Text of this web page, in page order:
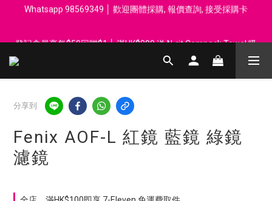
登記會員享每$50回贈$1 │ 滿HK$899 送 N-rit Campack Towel 吸
Whatsapp 98569349 │ 歡迎團體採購, 報價查詢, 接受採購卡
登記會員享每$50回贈$1 │ 滿HK$899 送 N-rit Campack Towel 吸
汗毛巾 韓國制 送完即止
分享到
Fenix AOF-L 紅鏡 藍鏡 綠鏡
濾鏡